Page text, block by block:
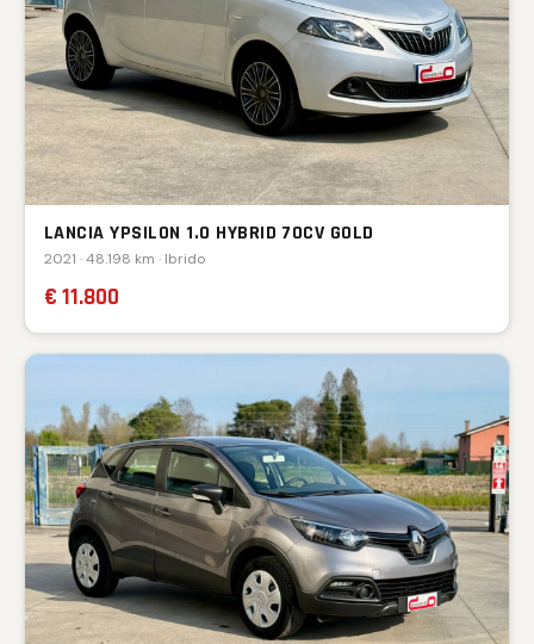
LANCIA YPSILON 1.0 HYBRID 70CV GOLD
2021 · 48.198 km · Ibrido
€ 11.800